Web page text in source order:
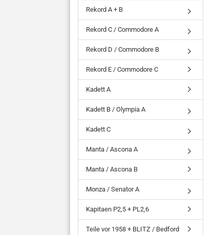
Rekord A + B
Rekord C / Commodore A
Rekord D / Commodore B
Rekord E / Commodore C
Kadett A
Kadett B / Olympia A
Kadett C
Manta / Ascona A
Manta / Ascona B
Monza / Senator A
Kapitaen P2,5 + PL2,6
Teile vor 1958 + BLITZ / Bedford